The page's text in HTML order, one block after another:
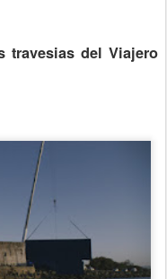
travesias del Viajero